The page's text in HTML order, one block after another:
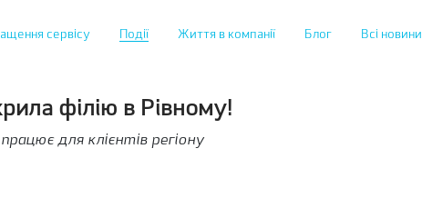
сервісу Події Життя в компанії Блог Всі новини
філію в Рівному!
для клієнтів регіону